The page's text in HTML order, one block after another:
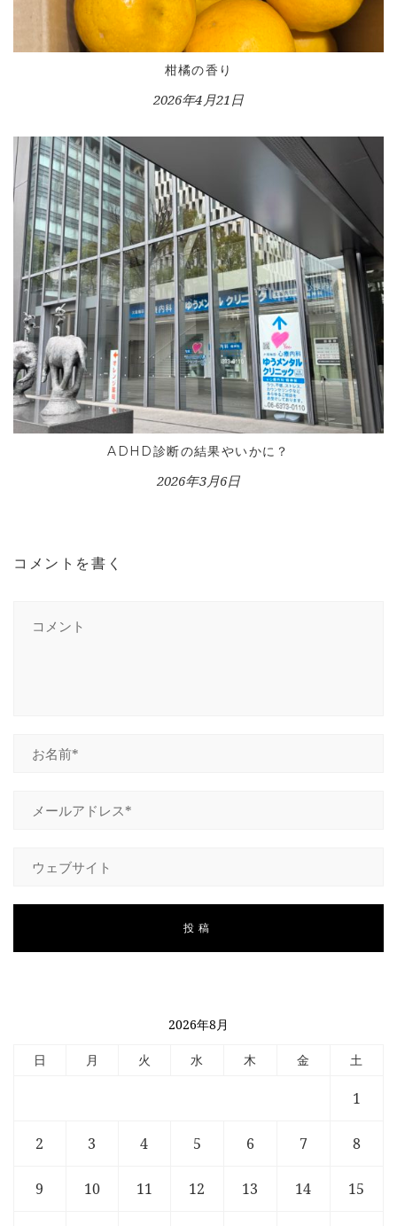
BLOG
柑橘の香り
2026年4月21日
ADHD診断の結果やいかに？
2026年3月6日
コメントを書く
2026年8月
日 月 火 水 木 金 土
1
2 3 4 5 6 7 8
9 10 11 12 13 14 15